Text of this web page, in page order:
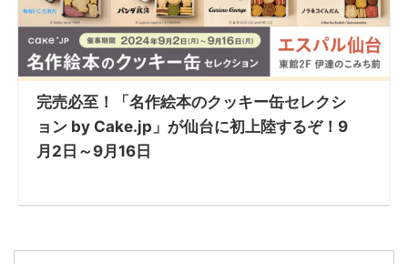
完売必至！「名作絵本のクッキー缶セレクシ
ョン by Cake.jp」が仙台に初上陸するぞ！9
月2日～9月16日